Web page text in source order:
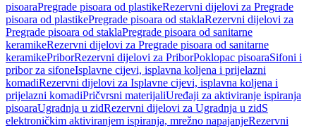
pisoaraPregrade pisoara od plastikeRezervni dijelovi za Pregrade
pisoara od plastikePregrade pisoara od staklaRezervni dijelovi za
Pregrade pisoara od staklaPregrade pisoara od sanitarne
keramikeRezervni dijelovi za Pregrade pisoara od sanitarne
keramikePriborRezervni dijelovi za PriborPoklopac pisoaraSifoni i
pribor za sifoneIsplavne cijevi, isplavna koljena i prijelazni
komadiRezervni dijelovi za Isplavne cijevi, isplavna koljena i
prijelazni komadiPričvrsni materijaliUređaji za aktiviranje ispiranja
pisoaraUgradnja u zidRezervni dijelovi za Ugradnja u zidS
elektroničkim aktiviranjem ispiranja, mrežno napajanjeRezervni